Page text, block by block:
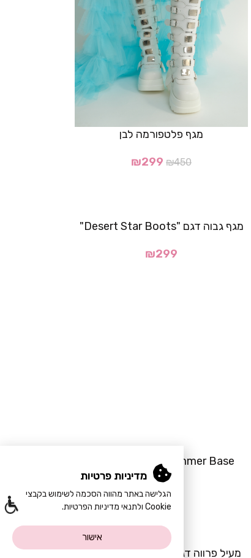
מגף פלטפורמה לבן
₪450
₪299
מגף גבוה דגם "Desert Star Boots"
₪299
Glimmer Base- סט בסיס מנצנץ
₪129
-34% מעיל פרווה דגם "Fur Majesty"- לבן
מדיניות פרטיות
הגלישה באתר מהווה הסכמה לשימוש בקבצי
Cookie ולתנאי מדיניות הפרטיות.
אישור